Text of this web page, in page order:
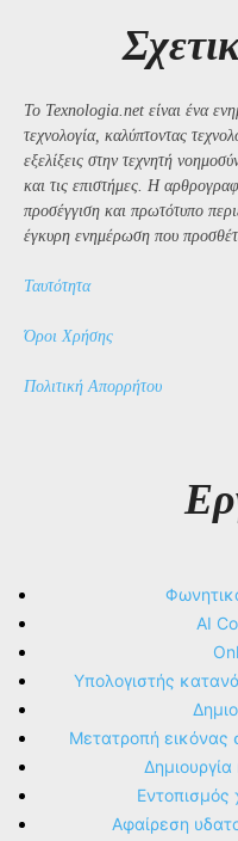
Το Texnologia.net είναι ένα
τεχνολογία, καλύπτοντας
εξελίξεις στην τεχνητή
και τις επιστήμες. Η
προσέγγιση και πρωτότυπο
έγκυρη ενημέρωση που
Ταυτότητα
Όροι Χρήσης
Πολιτική Απορρήτου
AI
Υπολογιστής
Μετατροπή εικόνας
Αφαίρεση